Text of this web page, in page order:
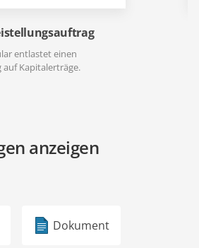
entlastet einen
auf Kapitalerträge.
anzeigen
Dokument